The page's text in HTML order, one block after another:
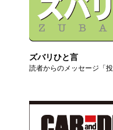
ズバリひと言
読者からのメッセージ「投